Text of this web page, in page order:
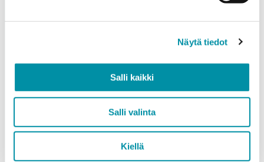
Näytä tiedot
Salli kaikki
Salli valinta
Kiellä
EN AW-6063 (min. 250kg)
Add product